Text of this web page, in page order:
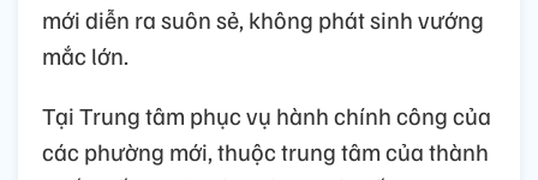
mới diễn ra suôn sẻ, không phát sinh vướng
mắc lớn.
Tại Trung tâm phục vụ hành chính công của
các phường mới, thuộc trung tâm của thành